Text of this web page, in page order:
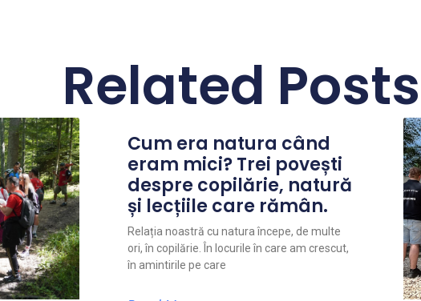
Related Posts
Cum era natura când
eram mici? Trei povești
despre copilărie, natură
și lecțiile care rămân.
Relația noastră cu natura începe, de multe
ori, în copilărie. În locurile în care am crescut,
în amintirile pe care